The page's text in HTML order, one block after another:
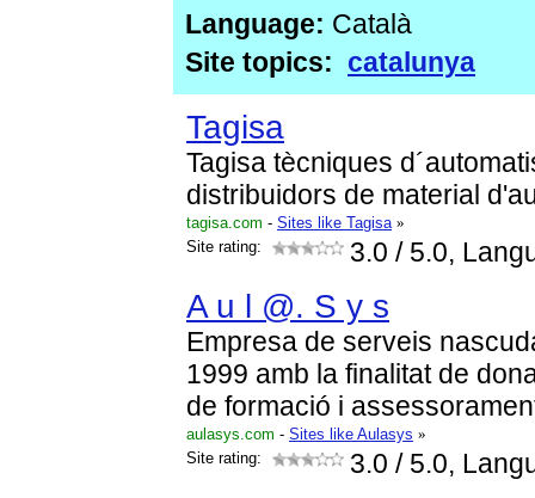
Language: Català
Site topics: catalunya
Tagisa
Tagisa tècniques
distribuidors de material
tagisa.com - Sites like Tagisa »
Site rating:
3.0 / 5.0,
A u l @. S y s
Empresa de serveis
1999 amb la finalitat de
de formació i
aulasys.com - Sites like Aulasys »
Site rating:
3.0 / 5.0,